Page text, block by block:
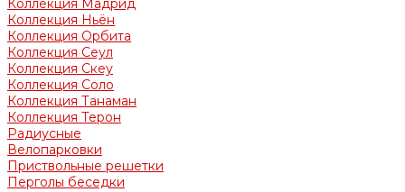
Коллекция Мадрид
Коллекция Ньён
Коллекция Орбита
Коллекция Сеул
Коллекция Скеу
Коллекция Соло
Коллекция Танаман
Коллекция Терон
Радиусные
Велопарковки
Приствольные решетки
Перголы беседки